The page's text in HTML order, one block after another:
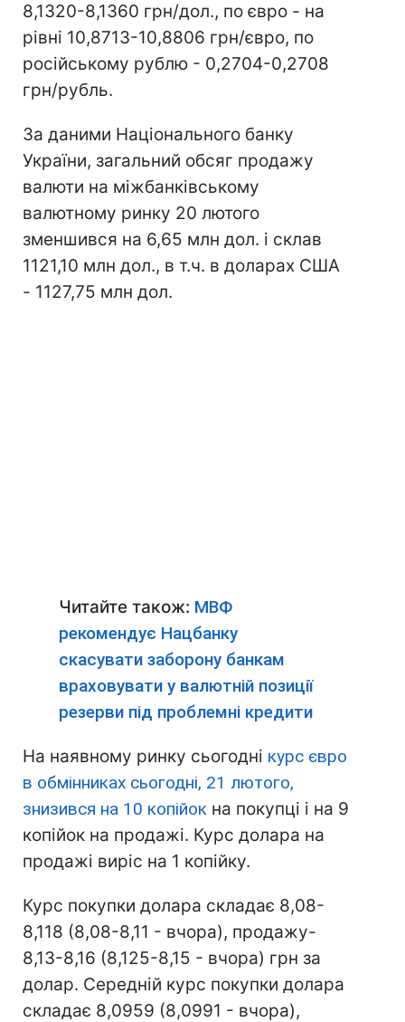
8,1320-8,1360 грн/дол., по євро - на
рівні 10,8713-10,8806 грн/євро, по
російському рублю - 0,2704-0,2708
грн/рубль.
За даними Національного банку
України, загальний обсяг продажу
валюти на міжбанківському
валютному ринку 20 лютого
зменшився на 6,65 млн дол. і склав
1121,10 млн дол., в т.ч. в доларах США
- 1127,75 млн дол.
Читайте також: МВФ
рекомендує Нацбанку
скасувати заборону банкам
враховувати у валютній позиції
резерви під проблемні кредити
На наявному ринку сьогодні курс євро
в обмінниках сьогодні, 21 лютого,
знизився на 10 копійок на покупці і на 9
копійок на продажі. Курс долара на
продажі виріс на 1 копійку.
Курс покупки долара складає 8,08-
8,118 (8,08-8,11 - вчора), продажу-
8,13-8,16 (8,125-8,15 - вчора) грн за
долар. Середній курс покупки долара
складає 8,0959 (8,0991 - вчора),